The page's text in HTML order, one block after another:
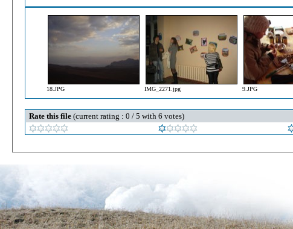
18.JPG IMG_2271.jpg 9.JPG
Rate this file (current rating : 0 / 5 with 6 votes)